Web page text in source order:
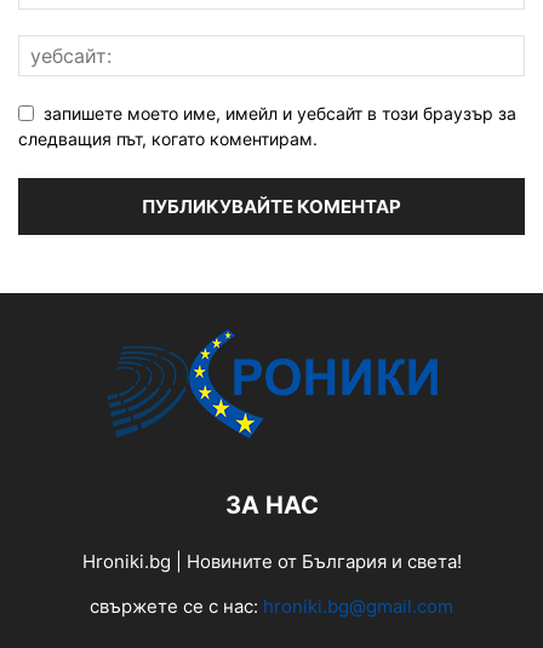
запишете моето име, имейл и уебсайт в този браузър за
следващия път, когато коментирам.
ЗА НАС
Hroniki.bg | Новините от България и света!
свържете се с нас: hroniki.bg@gmail.com